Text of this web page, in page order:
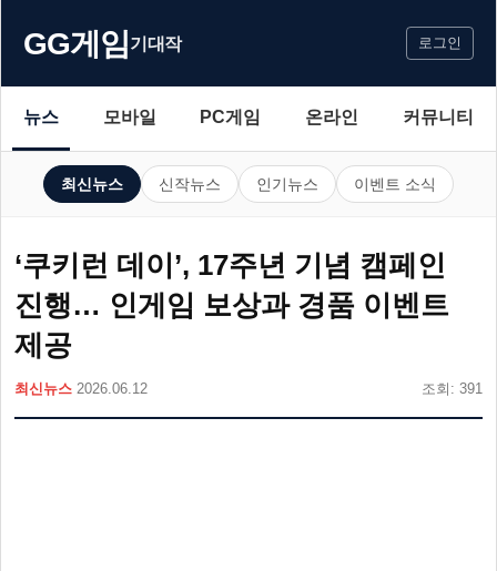
GG게임기대작 로그인
뉴스 모바일 PC게임 온라인 커뮤니티
최신뉴스 신작뉴스 인기뉴스 이벤트 소식
‘쿠키런 데이’, 17주년 기념 캠페인
진행… 인게임 보상과 경품 이벤트
제공
최신뉴스 2026.06.12 조회: 391